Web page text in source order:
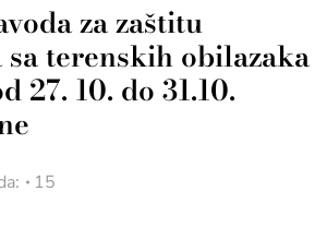
za zaštitu
sa terenskih obilazaka
27. 10. do 31.10.
15